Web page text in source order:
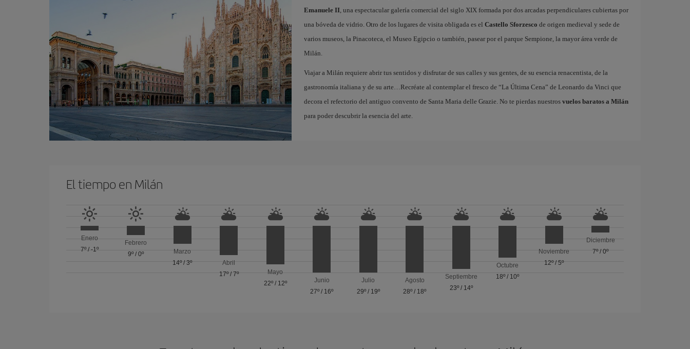
Emanuele II, una espectacular galería comercial del siglo XIX formada por dos arcadas perpendiculares cubiertas por
una bóveda de vidrio. Otro de los lugares de visita obligada es el Castello Sforzesco de origen medieval y sede de
varios museos, la Pinacoteca, el Museo Egipcio o también, pasear por el parque Sempione, la mayor área verde de
Milán.
Viajar a Milán requiere abrir tus sentidos y disfrutar de sus calles y sus gentes, de su esencia renacentista, de la
gastronomía italiana y de su arte…Recréate al contemplar el fresco de “La Última Cena” de Leonardo da Vinci que
decora el refectorio del antiguo convento de Santa Maria delle Grazie. No te pierdas nuestros vuelos baratos a Milán
para poder descubrir la esencia del arte.
El tiempo en Milán
Enero
7º/ -1º
Febrero
9º /0º
Marzo
14º/3º
Abril
17º/ 7º
Mayo
22º/ 12º
Junio
27º / 16º
Julio
29º/ 19º
Agosto
28º / 18º
Septiembre
23º/ 14º
Octubre
18º / 10º
Noviembre
12º/5º
Diciembre
7º/0º